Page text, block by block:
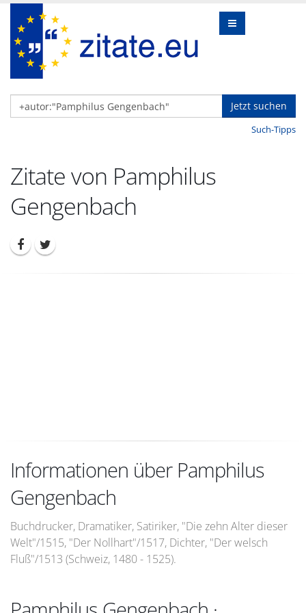
Jetzt suchen
Such-Tipps
Zitate von Pamphilus
Gengenbach
Informationen über Pamphilus
Gengenbach
Buchdrucker, Dramatiker, Satiriker, "Die zehn Alter dieser
Welt"/1515, "Der Nollhart"/1517, Dichter, "Der welsch
Fluß"/1513 (Schweiz, 1480 - 1525).